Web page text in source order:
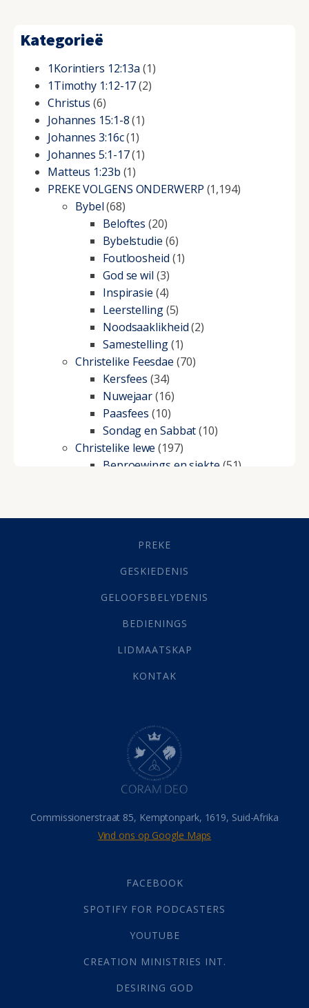
Kategorieë
1Korintiers 12:13a (1)
1Timothy 1:12-17(2)
Christus (6)
Johannes 15:1-8(1)
Johannes 3:16c(1)
Johannes 5:1-17(1)
Matteus 1:23b (1)
PREKE VOLGENS ONDERWERP (1,194)
Bybel(68)
Beloftes (20)
Bybelstudie (6)
Foutloosheid (1)
God se wil (3)
Inspirasie (4)
Leerstelling(5)
Noodsaaklikheid(2)
Samestelling(1)
Christelike Feesdae (70)
Kersfees (34)
Nuwejaar(16)
Paasfees (10)
Sondag en Sabbat(10)
Christelike lewe (197)
Beproewings en siekte (51)
Geestelike Groei(10)
(21)
Grys Areas(4)
Lewensdoel(3)
Selfondersoek(1)
Werk(22)
(142)
Hemel (31)
Israel (14)
Millennium(1)
Oordeelsdag(19)
Verheerlikte liggaam
Wederkoms
(27)
Gebed(87)
Die Onse Vader(12)
God(392)
Afgode(23)
Almag(1)
Alomteenwoordig
PREKE
GESKIEDENIS
GELOOFSBELYDENIS
BEDIENINGS
LIDMAATSKAP
KONTAK
Commissionerstraat 85, Kemptonpark, 1619, Suid-Afrika
Vind ons op Google Maps
FACEBOOK
SPOTIFY FOR PODCASTERS
YOUTUBE
CREATION MINISTRIES INT.
DESIRING GOD